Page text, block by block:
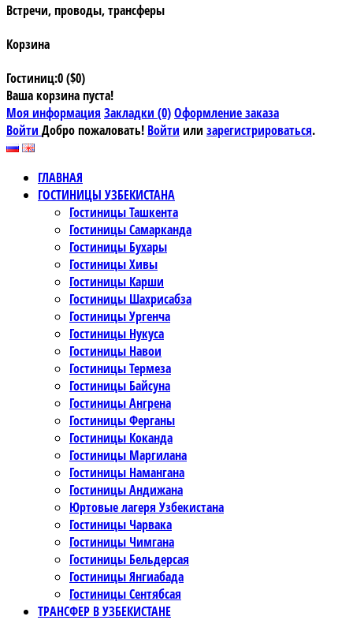
Встречи, проводы, трансферы
Корзина
Гостиниц:0 ($0)
Ваша корзина пуста!
Моя информация Закладки (0)Оформление заказа
Войти Добро пожаловать! Войти или зарегистрироваться.
ГЛАВНАЯ
ГОСТИНИЦЫ УЗБЕКИСТАНА
Гостиницы Ташкента
Гостиницы Самарканда
Гостиницы Бухары
Гостиницы Хивы
Гостиницы Карши
Гостиницы Шахрисабза
Гостиницы Ургенча
Гостиницы Нукуса
Гостиницы Навои
Гостиницы Термеза
Гостиницы Байсуна
Гостиницы Ангрена
Гостиницы Ферганы
Гостиницы Коканда
Гостиницы Маргилана
Гостиницы Намангана
Гостиницы Андижана
Юртовые лагеря Узбекистана
Гостиницы Чарвака
Гостиницы Чимгана
Гостиницы Бельдерсая
Гостиницы Янгиабада
Гостиницы Сентябсая
ТРАНСФЕР В УЗБЕКИСТАНЕ